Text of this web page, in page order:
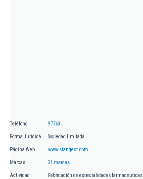
Teléfono 97760...
Forma Jurídica Sociedad limitada
Página Web www.stangest.com
Marcas 31 marcas
Actividad Fabricación de especialidades farmacéuticas